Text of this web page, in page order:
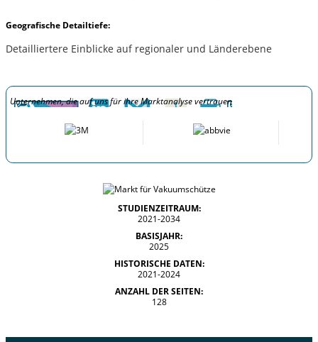
Geografische Detailtiefe:
Detailliertere Einblicke auf regionaler und Länderebene
Unternehmen, die auf uns für ihre Marktanalyse vertrauen
STUDIENZEITRAUM:
2021-2034
BASISJAHR:
2025
HISTORISCHE DATEN:
2021-2024
ANZAHL DER SEITEN:
128